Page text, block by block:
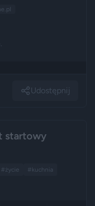
Udostępnij
startowy
#życie
#kuchnia